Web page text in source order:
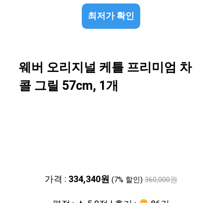
최저가 확인
웨버 오리지널 케틀 프리미엄 차
콜 그릴 57cm, 1개
가격 : 334,340원 (7% 할인) 360,000원